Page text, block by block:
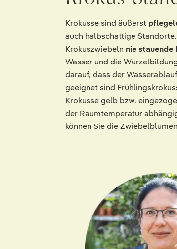
Krokusse sind äußerst
auch halbschattige
Krokuszwiebeln nie stauende
Wasser und die
darauf, dass der
geeignet sind
Krokusse gelb bzw.
der Raumtemperatur
können Sie die